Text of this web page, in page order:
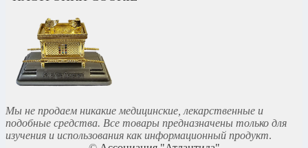
Мы не продаем никакие медицинские, лекарственные и
подобные средства. Все товары предназначены только для
изучения и использования как информационный продукт.